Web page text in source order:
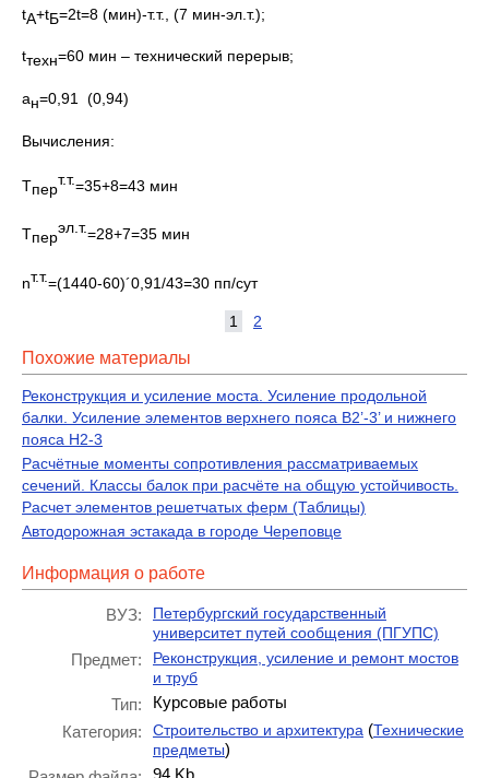
tА+tБ=2t=8 (мин)-т.т., (7 мин-эл.т.);
tтехн=60 мин – технический перерыв;
aн=0,91 (0,94)
Вычисления:
Tпер
т.т.=35+8=43 мин
Tпер
эл.т.=28+7=35 мин
nт.т.=(1440-60)´0,91/43=30 пп/сут
1 2
Похожие материалы
Реконструкция и усиление моста. Усиление продольной
балки. Усиление элементов верхнего пояса В2’-3’ и нижнего
пояса Н2-3
Расчётные моменты сопротивления рассматриваемых
сечений. Классы балок при расчёте на общую устойчивость.
Расчет элементов решетчатых ферм (Таблицы)
Автодорожная эстакада в городе Череповце
Информация о работе
ВУЗ:
Петербургский государственный
университет путей сообщения (ПГУПС)
Предмет:
Реконструкция, усиление и ремонт мостов
и труб
Тип:
Курсовые работы
Категория:
Строительство и архитектура (Технические
предметы)
94 Kb